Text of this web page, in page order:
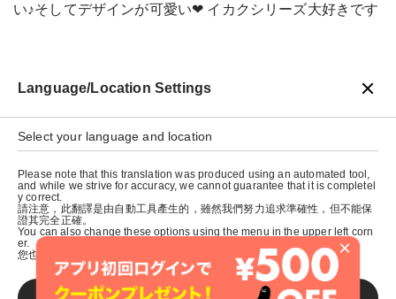
い♪そしてデザインが可愛い❤ イカクシリーズ大好きです
×
Language/Location Settings
Select your language and location
Please note that this translation was produced using an automated tool,
and while we strive for accuracy, we cannot guarantee that it is completel
y correct.
請注意，此翻譯是由自動工具產生的，雖然我們努力追求準確性，但不能保
證其完全正確。
You can also change these options using the menu in the upper left corn
er.
您也可以使用左上角的選單來更改這些選項。